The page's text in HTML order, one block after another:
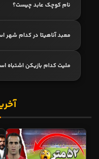
نام کوچک عابد چیست؟
معبد آناهیتا در کدام شهر
ملیت کدام بازیکن اشتباه